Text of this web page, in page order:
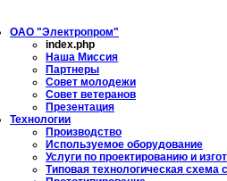
ОАО "Электропром"
index.php
Наша Миссия
Партнеры
Совет молодежи
Совет ветеранов
Презентация
Технологии
Производство
Используемое оборудование
Услуги по проектированию и
Типовая технологическая схема